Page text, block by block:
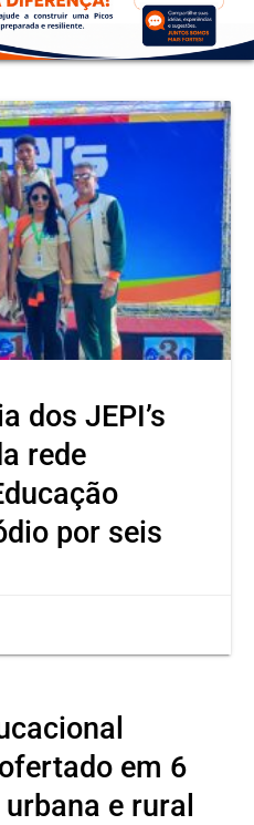
dos JEPI’s
rede
por seis
medalhas, sendo dois
Maria Jhulya
em 6
e rural